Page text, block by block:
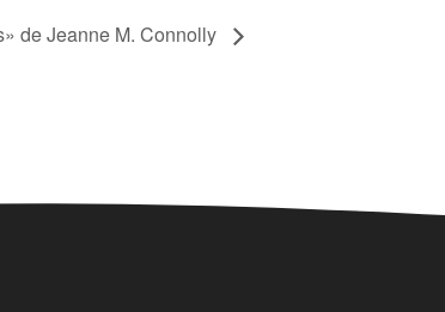
de Jeanne M. Connolly